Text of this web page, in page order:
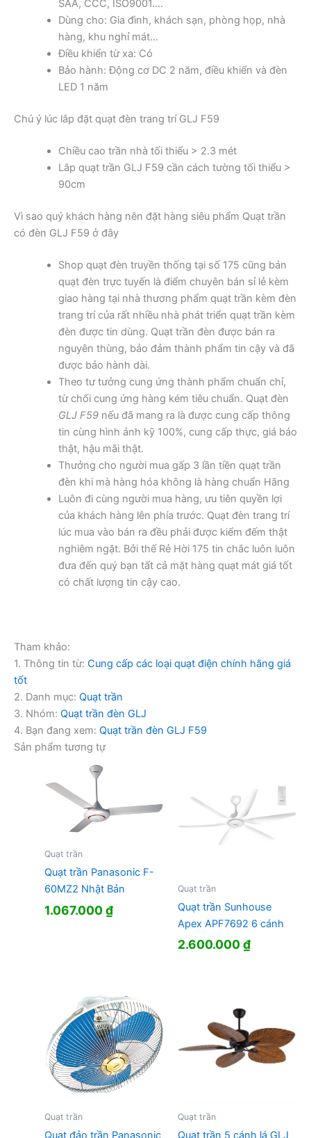
SAA, CCC, ISO9001….
Dùng cho: Gia đình, khách sạn, phòng họp, nhà
hàng, khu nghỉ mát…
Điều khiển từ xa: Có
Bảo hành: Động cơ DC 2 năm, điều khiển và đèn
LED 1 năm
Chú ý lúc lắp đặt quạt đèn trang trí GLJ F59
Chiều cao trần nhà tối thiểu > 2.3 mét
Lắp quạt trần GLJ F59 cần cách tường tối thiểu >
90cm
Vì sao quý khách hàng nên đặt hàng siêu phẩm Quạt trần
có đèn GLJ F59 ở đây
Shop quạt đèn truyền thống tại số 175 cũng bán
quạt đèn trực tuyến là điểm chuyên bán sỉ lẻ kèm
giao hàng tại nhà thương phẩm quạt trần kèm đèn
trang trí của rất nhiều nhà phát triển quạt trần kèm
đèn được tin dùng. Quạt trần đèn được bán ra
nguyên thùng, bảo đảm thành phẩm tin cậy và đã
được bảo hành dài.
Theo tư tưởng cung ứng thành phẩm chuẩn chỉ,
từ chối cung ứng hàng kém tiêu chuẩn. Quạt đèn
GLJ F59nếu đã mang ra là được cung cấp thông
tin cùng hình ảnh kỹ 100%, cung cấp thực, giá báo
thật, hậu mãi thật.
Thưởng cho người mua gấp 3 lần tiền quạt trần
đèn khi mà hàng hóa không là hàng chuẩn Hãng
Luôn đi cùng người mua hàng, ưu tiên quyền lợi
của khách hàng lên phía trước. Quạt đèn trang trí
lúc mua vào bán ra đều phải được kiểm đếm thật
nghiêm ngặt. Bởi thế Rẻ Hời 175 tin chắc luôn luôn
đưa đến quý bạn tất cả mặt hàng quạt mát giá tốt
có chất lượng tin cậy cao.
Tham khảo:
1. Thông tin từ: Cung cấp các loại quạt điện chính hãng giá
tốt
2. Danh mục: Quạt trần
3. Nhóm: Quạt trần đèn GLJ
4. Bạn đang xem: Quạt trần đèn GLJ F59
Sản phẩm tương tự
Quạt trần
Quạt trần Panasonic F-
60MZ2 Nhật Bản
1.067.000₫
Quạt trần
Quạt trần Sunhouse
Apex APF7692 6 cánh
2.600.000₫
Quạt trần
Quạt đảo trần Panasonic
Quạt trần
Quạt trần 5 cánh lá GLJ